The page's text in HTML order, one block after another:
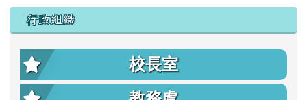
行政組織
校長室